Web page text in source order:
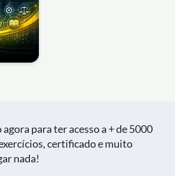
para ter acesso a + de 5000
certificado e muito
nada!